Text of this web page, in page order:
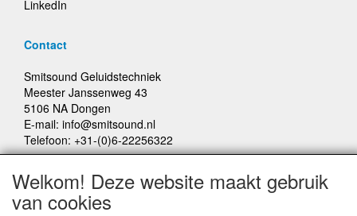
LinkedIn
Contact
Smitsound Geluidstechniek
Meester Janssenweg 43
5106 NA Dongen
E-mail: info@smitsound.nl
Telefoon: +31-(0)6-22256322
Bestellingen binnen Nederland, ongeacht gewicht, verstuurd
Welkom! Deze website maakt gebruik
van cookies